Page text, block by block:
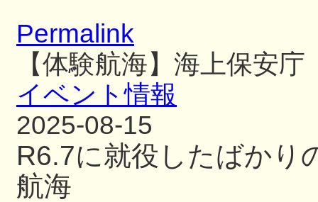
Permalink
【体験航海】海上保安
イベント情報
2025-08-15
R6.7に就役したばかり
航海